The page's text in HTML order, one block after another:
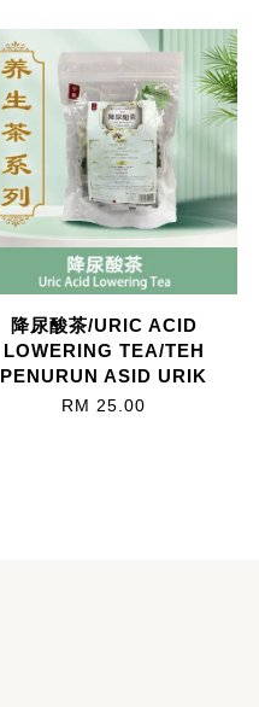
降尿酸茶/URIC ACID
LOWERING TEA/TEH
PENURUN ASID URIK
RM 25.00